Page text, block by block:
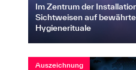
Im Zentrum der
Sichtweisen auf
Hygienerituale
Auszeichnung